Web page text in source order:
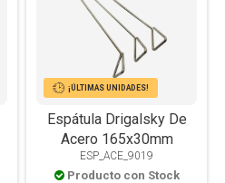
¡ÚLTIMAS UNIDADES!
Espátula Drigalsky De
Acero 165x30mm
ESP_ACE_9019
Producto con Stock